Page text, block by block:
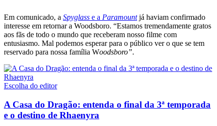
Em comunicado, a Spyglass e a Paramountjá haviam confirmado
interesse em retornar a Woodsboro. “Estamos tremendamente gratos
aos fãs de todo o mundo que receberam nosso filme com
entusiasmo. Mal podemos esperar para o público ver o que se tem
reservado para nossa família Woodsboro”.
Escolha do editor
A Casa do Dragão: entenda o final da 3ª temporada
e o destino de Rhaenyra